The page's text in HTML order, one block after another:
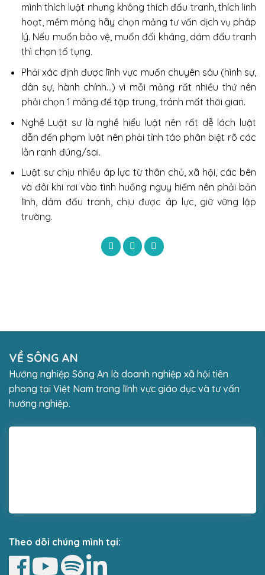
mình thích luật nhưng không thích đấu tranh, thích linh
hoạt, mềm mỏng hãy chọn mảng tư vấn dịch vụ pháp
lý. Nếu muốn bảo vệ, muốn đối kháng, dám đấu tranh
thì chọn tố tụng.
Phải xác định được lĩnh vực muốn chuyên sâu (hình sự,
dân sự, hành chính…) vì mỗi mảng rất nhiều thứ nên
phải chọn 1 mảng để tập trung, tránh mất thời gian.
Nghề Luật sư là nghề hiểu luật nên rất dễ lách luật
dẫn đến phạm luật nên phải tỉnh táo phân biệt rõ các
lằn ranh đúng/sai.
Luật sư chịu nhiều áp lực từ thân chủ, xã hội, các bên
và đôi khi rơi vào tình huống nguy hiểm nên phải bản
lĩnh, dám đấu tranh, chịu được áp lực, giữ vững lập
trường.
VỀ SÔNG AN
Hướng nghiệp Sông An là doanh nghiệp xã hội tiên
phong tại Việt Nam trong lĩnh vực giáo dục và tư vấn
hướng nghiệp.
Theo dõi chúng mình tại: